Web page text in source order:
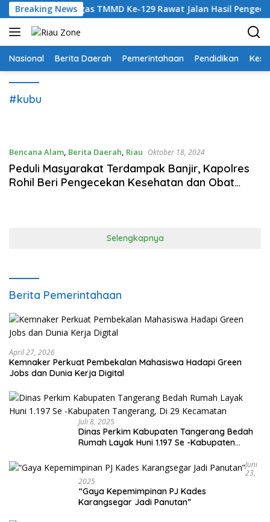
Langsung
ke
konten
Breaking News
Satgas TMMD Ke-129 Rawat Jalan Hasil Pengecoran
Nasional Berita Daerah Pemerintahaan Pendidikan
#kubu
Bencana Alam, Berita Daerah, Riau Oktober 18, 2024
Peduli Masyarakat Terdampak Banjir, Kapolres
Rohil Beri Pengecekan Kesehatan dan Obat
Selengkapnya
Berita Pemerintahaan
April 27, 2026
Kemnaker Perkuat Pembekalan Mahasiswa Hadapi Green
Jobs dan Dunia Kerja Digital
Juli 8, 2025
Dinas Perkim Kabupaten Tangerang Bedah
Rumah Layak Huni 1.197 Se -Kabupaten
Juni
23,
2025
“Gaya Kepemimpinan PJ Kades
Karangsegar Jadi Panutan”